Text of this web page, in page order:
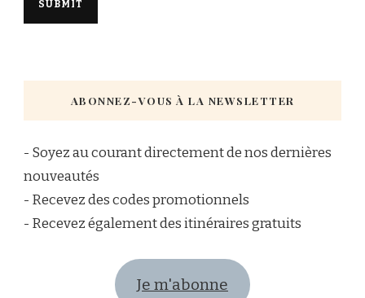
ABONNEZ-VOUS À LA NEWSLETTER
- Soyez au courant directement de nos dernières
nouveautés
- Recevez des codes promotionnels
- Recevez également des itinéraires gratuits
Je m'abonne